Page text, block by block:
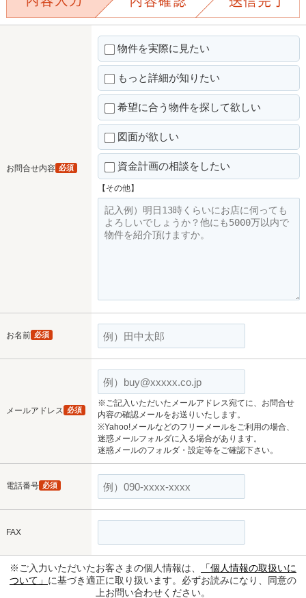
お問合せ内容 必須
物件を実際に見たい
もっと詳細が知りたい
希望に合う物件を探して欲しい
図面が欲しい
資金計画の相談をしたい
【その他】
お名前 必須
メールアドレス 必須
※ご記入いただいたメールアドレス宛てに、お問合せ
内容の確認メールをお送りいたします。
※Yahoo!メールなどのフリーメールをご利用の場合、
迷惑メールフォルダに入る場合があります。
迷惑メールのフォルダ・設定等をご確認下さい。
電話番号 必須
FAX
※ご入力いただいたお客さまの個人情報は、
「個人情報の取扱いに
ついて」 に基づき適正に取り扱います。必ずお読みになり、同意の
上お問い合わせください。